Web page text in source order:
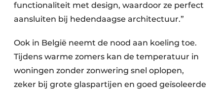
functionaliteit met design, waardoor ze perfect
aansluiten bij hedendaagse architectuur.”
Ook in België neemt de nood aan koeling toe.
Tijdens warme zomers kan de temperatuur in
woningen zonder zonwering snel oplopen,
zeker bij grote glaspartijen en goed geïsoleerde